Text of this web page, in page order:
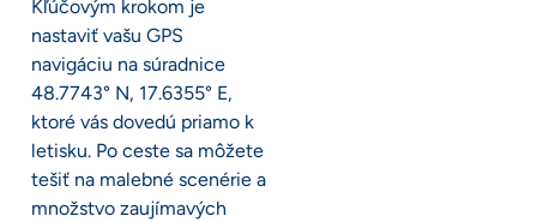
Kľúčovým krokom je
nastaviť vašu GPS
navigáciu na súradnice
48.7743° N, 17.6355° E,
ktoré vás dovedú priamo k
letisku. Po ceste sa môžete
tešiť na malebné scenérie a
množstvo zaujímavých